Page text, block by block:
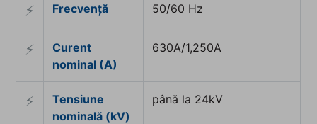
⚡︎ Frecvență 50/60 Hz
⚡︎
Curent
nominal (A)
630A/1,250A
⚡︎
Tensiune
nominală (kV)
până la 24kV